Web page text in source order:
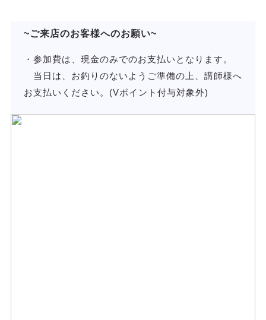
~ご来店のお客様へのお願い~
・参加費は、現金のみでのお支払いとなります。
当日は、お釣りのないようご準備の上、講師様へ
お支払いください。(Vポイント付与対象外)